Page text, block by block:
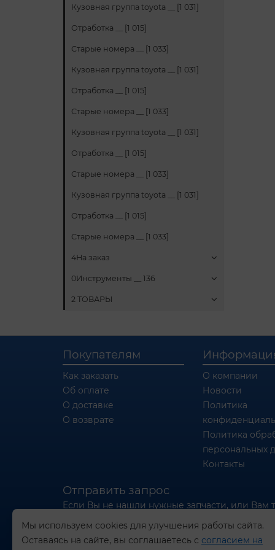
Кузовная группа toyota __ [1 031]
Отработка __ [1 015]
Старые номера __ [1 033]
Кузовная группа toyota __ [1 031]
Отработка __ [1 015]
Старые номера __ [1 033]
Кузовная группа toyota __ [1 031]
Отработка __ [1 015]
Старые номера __ [1 033]
Кузовная группа toyota __ [1 031]
Отработка __ [1 015]
Старые номера __ [1 033]
4На заказ
0Инструменты __ 136
2 ТОВАРЫ
Покупателям
Как заказать
Об оплате
О доставке
О возврате
О компании
Новости
Политика
Политика
персональных
Контакты
Отправить запрос
Если Вы не нашли нужные запчасти, или Вам
отправьте нам запрос - мы Вам поможем
Отправить запрос продавцу
Мы используем cookies для улучшения работы сайта.
Оставаясь на сайте, вы соглашаетесь с согласием на